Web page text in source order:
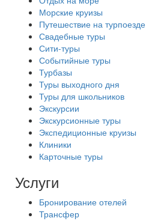
Морские круизы
Путешествие на турпоезде
Свадебные туры
Сити-туры
Событийные туры
Турбазы
Туры выходного дня
Туры для школьников
Экскурсии
Экскурсионные туры
Экспедиционные круизы
Клиники
Карточные туры
Услуги
Бронирование отелей
Трансфер